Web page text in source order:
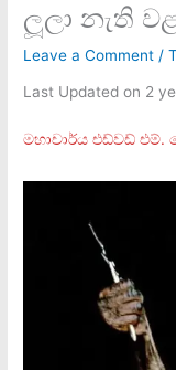
ලූලා නැති
Leave a Comment /
Last Updated on 2
මහාචාර්ය එඩ්වඩ් එම්.